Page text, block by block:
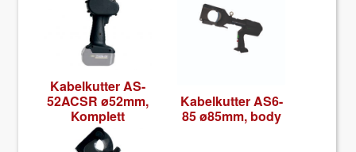
Kabelkut­ter AS-
52ACSR ø52mm,
Kom­plett
Kabelkut­ter AS6-
85 ø85mm, body